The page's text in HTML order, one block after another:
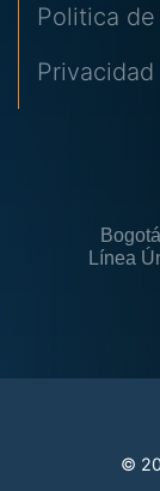
Politica
Privacidad
Línea
©